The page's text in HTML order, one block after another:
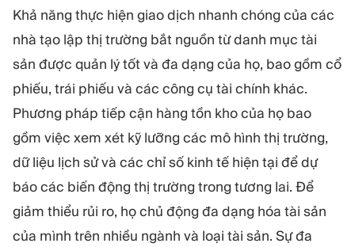
Khả năng thực hiện giao dịch nhanh chóng của các
nhà tạo lập thị trường bắt nguồn từ danh mục tài
sản được quản lý tốt và đa dạng của họ, bao gồm cổ
phiếu, trái phiếu và các công cụ tài chính khác.
Phương pháp tiếp cận hàng tồn kho của họ bao
gồm việc xem xét kỹ lưỡng các mô hình thị trường,
dữ liệu lịch sử và các chỉ số kinh tế hiện tại để dự
báo các biến động thị trường trong tương lai. Để
giảm thiểu rủi ro, họ chủ động đa dạng hóa tài sản
của mình trên nhiều ngành và loại tài sản. Sự đa